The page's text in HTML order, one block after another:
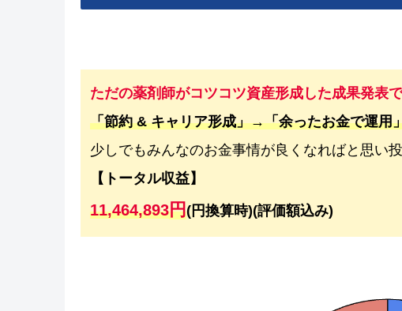
ただの薬剤師がコツコツ資産形成した成果発表で
「節約 & キャリア形成」→「余ったお金で運用
少しでもみんなのお金事情が良くなればと思い
【トータル収益】
11,464,893円(円換算時)(評価額込み)